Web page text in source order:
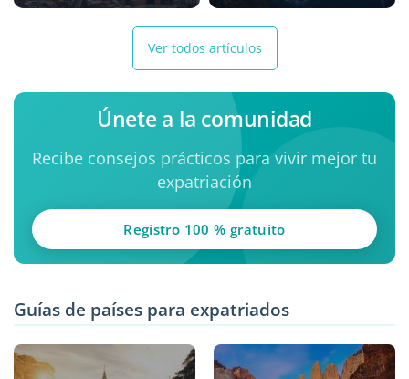
Ver todos artículos
Únete a la comunidad
Recibe consejos prácticos para vivir mejor tu
expatriación
Registro 100 % gratuito
Guías de países para expatriados